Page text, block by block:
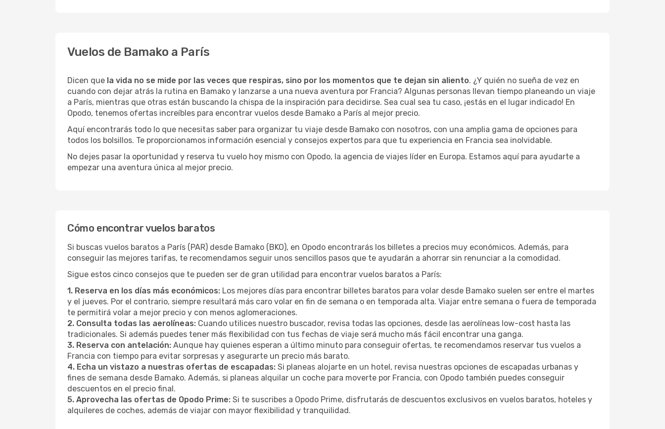
Vuelos de Bamako a París
Dicen que la vida no se mide por las veces que respiras, sino por los momentos que te dejan sin aliento. ¿Y quién no sueña de vez en
cuando con dejar atrás la rutina en Bamako y lanzarse a una nueva aventura por Francia? Algunas personas llevan tiempo planeando un viaje
a París, mientras que otras están buscando la chispa de la inspiración para decidirse. Sea cual sea tu caso, ¡estás en el lugar indicado! En
Opodo, tenemos ofertas increíbles para encontrar vuelos desde Bamako a París al mejor precio.
Aquí encontrarás todo lo que necesitas saber para organizar tu viaje desde Bamako con nosotros, con una amplia gama de opciones para
todos los bolsillos. Te proporcionamos información esencial y consejos expertos para que tu experiencia en Francia sea inolvidable.
No dejes pasar la oportunidad y reserva tu vuelo hoy mismo con Opodo, la agencia de viajes líder en Europa. Estamos aquí para ayudarte a
empezar una aventura única al mejor precio.
Cómo encontrar vuelos baratos
Si buscas vuelos baratos a París (PAR) desde Bamako (BKO), en Opodo encontrarás los billetes a precios muy económicos. Además, para
conseguir las mejores tarifas, te recomendamos seguir unos sencillos pasos que te ayudarán a ahorrar sin renunciar a la comodidad.
Sigue estos cinco consejos que te pueden ser de gran utilidad para encontrar vuelos baratos a París:
1. Reserva en los días más económicos: Los mejores días para encontrar billetes baratos para volar desde Bamako suelen ser entre el martes
y el jueves. Por el contrario, siempre resultará más caro volar en fin de semana o en temporada alta. Viajar entre semana o fuera de temporada
te permitirá volar a mejor precio y con menos aglomeraciones.
2. Consulta todas las aerolíneas: Cuando utilices nuestro buscador, revisa todas las opciones, desde las aerolíneas low-cost hasta las
tradicionales. Si además puedes tener más flexibilidad con tus fechas de viaje será mucho más fácil encontrar una ganga.
3. Reserva con antelación: Aunque hay quienes esperan a último minuto para conseguir ofertas, te recomendamos reservar tus vuelos a
Francia con tiempo para evitar sorpresas y asegurarte un precio más barato.
4. Echa un vistazo a nuestras ofertas de escapadas: Si planeas alojarte en un hotel, revisa nuestras opciones de escapadas urbanas y
fines de semana desde Bamako. Además, si planeas alquilar un coche para moverte por Francia, con Opodo también puedes conseguir
descuentos en el precio final.
5. Aprovecha las ofertas de Opodo Prime: Si te suscribes a Opodo Prime, disfrutarás de descuentos exclusivos en vuelos baratos, hoteles y
alquileres de coches, además de viajar con mayor flexibilidad y tranquilidad.